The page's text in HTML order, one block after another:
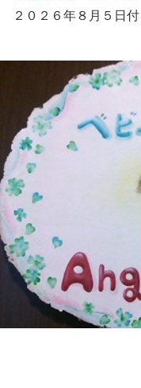
２０２６年８月５日